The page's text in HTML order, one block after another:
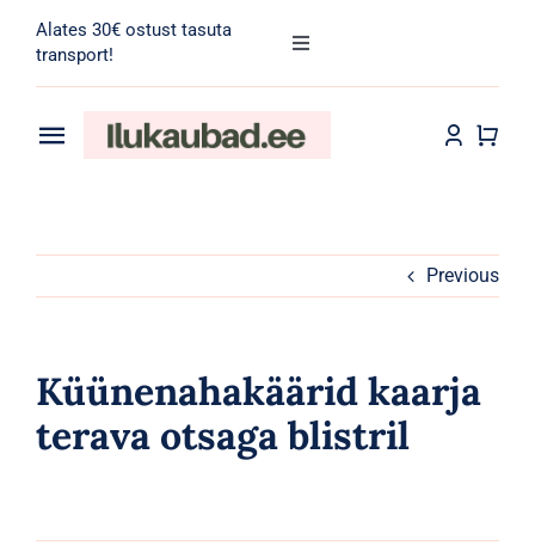
content
Alates 30€ ostust tasuta
transport!
Toggle
for:
Toggle
Meik
Parfüümid
Previous
Küünenahakäärid kaarja
terava otsaga blistril